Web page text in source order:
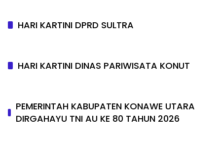
HARI KARTINI DPRD SULTRA
HARI KARTINI DINAS PARIWISATA KONUT
PEMERINTAH KABUPATEN KONAWE UTARA
DIRGAHAYU TNI AU KE 80 TAHUN 2026